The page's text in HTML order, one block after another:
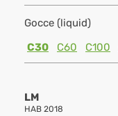
Gocce (liquid)
C30
C60 C100
LM
HAB 2018